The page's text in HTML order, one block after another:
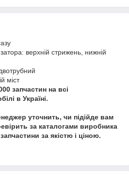
верхній стрижень, нижній
міст
запчастин на всі
в Україні.
уточнить, чи підійде вам
за каталогами виробника
за якістю і ціною.